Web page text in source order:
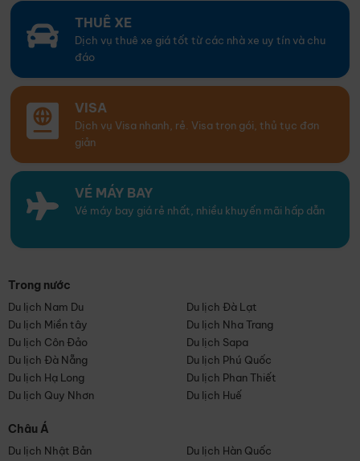
THUÊ XE
Dịch vụ thuê xe giá tốt từ các nhà xe uy tín và chu
đáo
VISA
Dịch vụ Visa nhanh, rẻ. Visa trọn gói, thủ tục đơn
giản
VÉ MÁY BAY
Vé máy bay giá rẻ nhất, nhiều khuyến mãi hấp dẫn
Trong nước
Du lịch Nam Du
Du lịch Đà Lạt
Du lịch Miền tây
Du lịch Nha Trang
Du lịch Côn Đảo
Du lịch Sapa
Du lịch Đà Nẵng
Du lịch Phú Quốc
Du lịch Hạ Long
Du lịch Phan Thiết
Du lịch Quy Nhơn
Du lịch Huế
Châu Á
Du lịch Nhật Bản
Du lịch Hàn Quốc